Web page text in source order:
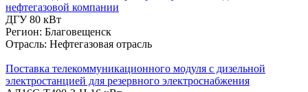
нефтегазовой компании
ДГУ 80 кВт
Регион: Благовещенск
Отрасль: Нефтегазовая отрасль
Поставка телекоммуникационного модуля с дизельной
электростанцией для резервного электроснабжения